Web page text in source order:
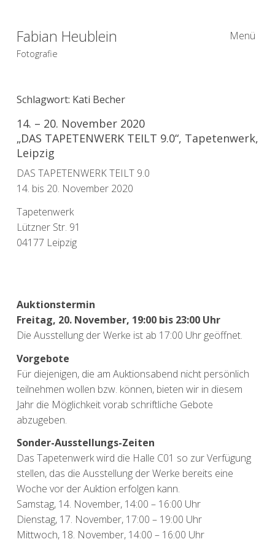
Fabian Heublein
Fotografie
Menü
Schlagwort: Kati Becher
14. – 20. November 2020
„DAS TAPETENWERK TEILT 9.0“, Tapetenwerk,
Leipzig
DAS TAPETENWERK TEILT 9.0
14. bis 20. November 2020
Tapetenwerk
Lützner Str. 91
04177 Leipzig
Auktionstermin
Freitag, 20. November, 19:00 bis 23:00 Uhr
Die Ausstellung der Werke ist ab 17:00 Uhr geöffnet.
Vorgebote
Für diejenigen, die am Auktionsabend nicht persönlich
teilnehmen wollen bzw. können, bieten wir in diesem
Jahr die Möglichkeit vorab schriftliche Gebote
abzugeben.
Sonder-Ausstellungs-Zeiten
Das Tapetenwerk wird die Halle C01 so zur Verfügung
stellen, das die Ausstellung der Werke bereits eine
Woche vor der Auktion erfolgen kann.
Samstag, 14. November, 14:00 – 16:00 Uhr
Dienstag, 17. November, 17:00 – 19:00 Uhr
Mittwoch, 18. November, 14:00 – 16:00 Uhr